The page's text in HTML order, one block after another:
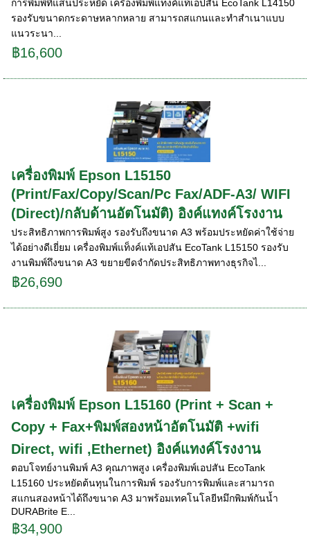
การพิมพ์ที่แสนประหยัด เครื่องพิมพ์แท็งค์แท้เอปสัน EcoTank L14150
รองรับขนาดกระดาษหลากหลาย สามารถสแกนและทำสำเนาแบบ
แนวระนา...
฿16,600
เครื่องพิมพ์ Epson L15150
(Print/Fax/Copy/Scan/Pc Fax/ADF-A3/ WIFI
(Direct)/กลับด้านอัตโนมัติ) อิงค์แทงค์โรงงาน
ประสิทธิภาพการพิมพ์สูง รองรับถึงขนาด A3 พร้อมประหยัดค่าใช้จ่าย
ได้อย่างดีเยี่ยม เครื่องพิมพ์แท็งค์แท้เอปสัน EcoTank L15150 รองรับ
งานพิมพ์ถึงขนาด A3 ขยายขีดจำกัดประสิทธิภาพทางธุรกิจไ...
฿26,690
เครื่องพิมพ์ Epson L15160 (Print + Scan +
Copy + Fax+พิมพ์สองหน้าอัตโนมัติ +wifi
Direct, wifi ,Ethernet) อิงค์แทงค์โรงงาน
ตอบโจทย์งานพิมพ์ A3 คุณภาพสูง เครื่องพิมพ์เอปสัน EcoTank
L15160 ประหยัดต้นทุนในการพิมพ์ รองรับการพิมพ์และสามารถ
สแกนสองหน้าได้ถึงขนาด A3 มาพร้อมเทคโนโลยีหมึกพิมพ์กันน้ำ
DURABrite E...
฿34,900